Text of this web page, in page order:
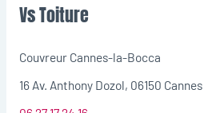
Vs Toiture
Couvreur Cannes-la-Bocca
16 Av. Anthony Dozol, 06150 Cannes